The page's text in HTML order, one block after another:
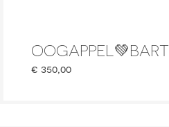
OOGAPPEL💚BART
€ 350,00